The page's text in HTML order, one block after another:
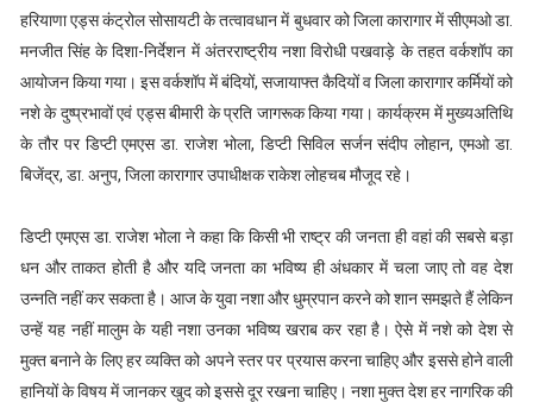
हरियाणा एड्स कंट्रोल सोसायटी के तत्वावधान में बुधवार को जिला कारागार में सीएमओ डा.
मनजीत सिंह के दिशा-निर्देशन में अंतरराष्ट्रीय नशा विरोधी पखवाड़े के तहत वर्कशॉप का
आयोजन किया गया। इस वर्कशॉप में बंदियों, सजायाफ्त कैदियों व जिला कारागार कर्मियों को
नशे के दुष्प्रभावों एवं एड्स बीमारी के प्रति जागरूक किया गया। कार्यक्रम में मुख्यअतिथि
के तौर पर डिप्टी एमएस डा. राजेश भोला, डिप्टी सिविल सर्जन संदीप लोहान, एमओ डा.
बिजेंद्र, डा. अनुप, जिला कारागार उपाधीक्षक राकेश लोहचब मौजूद रहे।
डिप्टी एमएस डा. राजेश भोला ने कहा कि किसी भी राष्ट्र की जनता ही वहां की सबसे बड़ा
धन और ताकत होती है और यदि जनता का भविष्य ही अंधकार में चला जाए तो वह देश
उन्नति नहीं कर सकता है। आज के युवा नशा और धुम्रपान करने को शान समझते हैं लेकिन
उन्हें यह नहीं मालुम के यही नशा उनका भविष्य खराब कर रहा है। ऐसे में नशे को देश से
मुक्त बनाने के लिए हर व्यक्ति को अपने स्तर पर प्रयास करना चाहिए और इससे होने वाली
हानियों के विषय में जानकर खुद को इससे दूर रखना चाहिए। नशा मुक्त देश हर नागरिक की